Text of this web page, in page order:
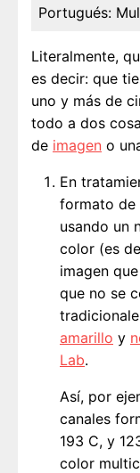
Portugués:
Literalmente,
es decir: que
uno y más de
todo a dos
de imagen o
En
formato de
usando un
color (es
imagen
que no se
amarillo y
Lab.
Así, por
canales
193 C, y
color